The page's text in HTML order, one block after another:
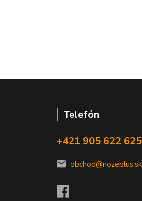
Telefón
+421 905 622 625
obchod@nozeplus.sk